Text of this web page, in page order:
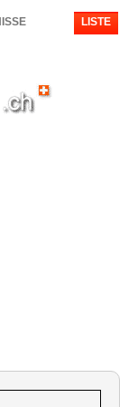
LISTE